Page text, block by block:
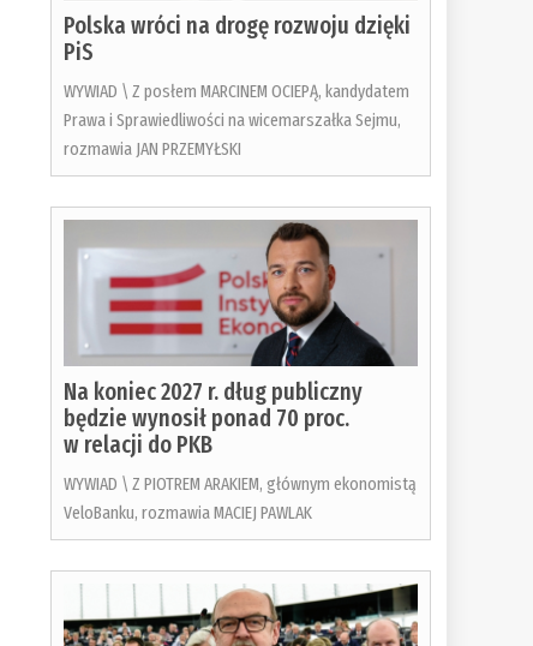
Polska wróci na drogę rozwoju dzięki
PiS
WYWIAD \ Z posłem MARCINEM OCIEPĄ, kandydatem
Prawa i Sprawiedliwości na wicemarszałka Sejmu,
rozmawia JAN PRZEMYŁSKI
Na koniec 2027 r. dług publiczny
będzie wynosił ponad 70 proc.
w relacji do PKB
WYWIAD \ Z PIOTREM ARAKIEM, głównym ekonomistą
VeloBanku, rozmawia MACIEJ PAWLAK